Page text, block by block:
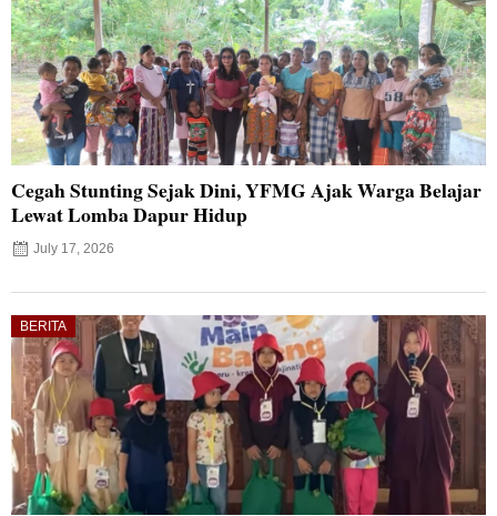
Cegah Stunting Sejak Dini, YFMG Ajak Warga Belajar
Lewat Lomba Dapur Hidup
July 17, 2026
BERITA